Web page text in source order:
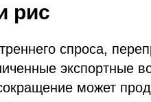
рис
спроса,
экспортные
может